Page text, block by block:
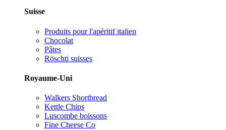
Suisse
Produits pour l'apéritif italien
Chocolat
Pâtes
Röschti suisses
Royaume-Uni
Walkers Shortbread
Kettle Chips
Luscombe boissons
Fine Cheese Co